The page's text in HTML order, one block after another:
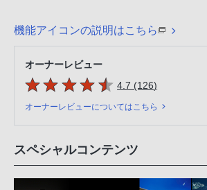
機能アイコンの説明はこちら
オーナーレビュー
5つの星のうち
4.7 (126件のレビュー
)
オーナーレビューについてはこちら
スペシャルコンテンツ